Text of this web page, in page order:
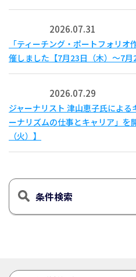
2026.07.31
「ティーチング・ポートフォリ
催しました【7月23日（木）～7月
2026.07.29
ジャーナリスト 津山恵子氏による
ーナリズムの仕事とキャリア」を
（火）】
条件検索